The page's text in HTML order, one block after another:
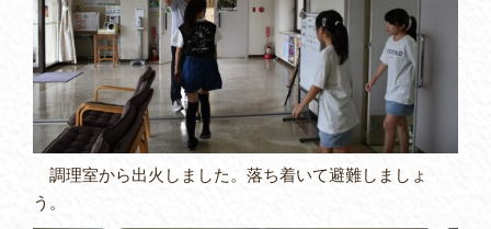
調理室から出火しました。落ち着いて避難しましょ
う。